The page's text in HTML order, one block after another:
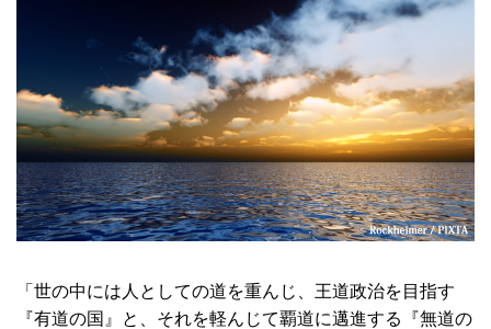
「世の中には人としての道を重んじ、王道政治を目指す
『有道の国』と、それを軽んじて覇道に邁進する『無道の